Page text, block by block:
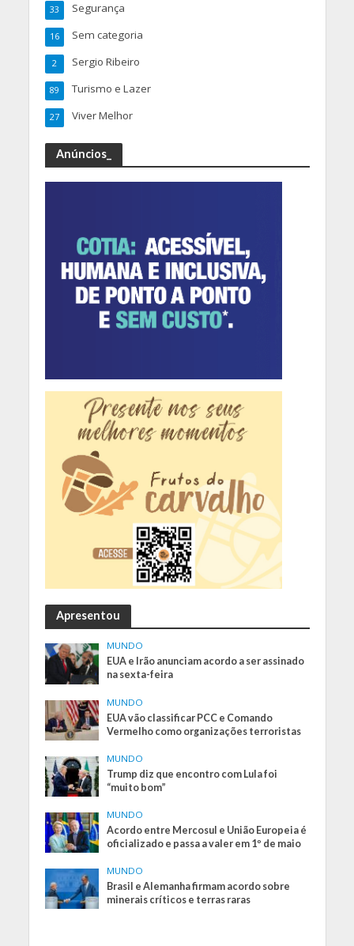
Segurança
33
Sem categoria
16
Sergio Ribeiro
2
Turismo e Lazer
89
Viver Melhor
27
Anúncios_
Apresentou
MUNDO
EUA e Irão anunciam acordo a ser assinado
na sexta-feira
MUNDO
EUA vão classificar PCC e Comando
Vermelho como organizações terroristas
MUNDO
Trump diz que encontro com Lula foi
“muito bom”
MUNDO
Acordo entre Mercosul e União Europeia é
oficializado e passa a valer em 1º de maio
MUNDO
Brasil e Alemanha firmam acordo sobre
minerais críticos e terras raras